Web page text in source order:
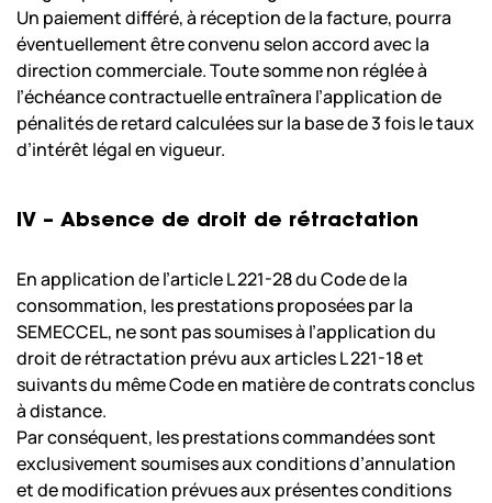
Un paiement différé, à réception de la facture, pourra
éventuellement être convenu selon accord avec la
direction commerciale. Toute somme non réglée à
l’échéance contractuelle entraînera l’application de
pénalités de retard calculées sur la base de 3 fois le taux
d’intérêt légal en vigueur.
IV – Absence de droit de rétractation
En application de l’article L 221-28 du Code de la
consommation, les prestations proposées par la
SEMECCEL, ne sont pas soumises à l’application du
droit de rétractation prévu aux articles L 221-18 et
suivants du même Code en matière de contrats conclus
à distance.
Par conséquent, les prestations commandées sont
exclusivement soumises aux conditions d’annulation
et de modification prévues aux présentes conditions